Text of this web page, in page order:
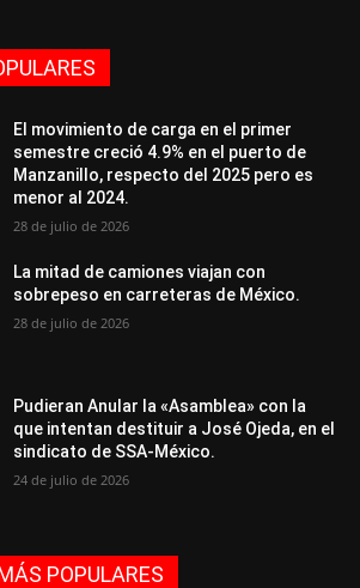
El movimiento de carga en el primer
semestre creció 4.9% en el puerto de
Manzanillo, respecto del 2025 pero es
menor al 2024.
28 de julio de 2026
La mitad de camiones viajan con
sobrepeso en carreteras de México.
28 de julio de 2026
Pudieran Anular la «Asamblea» con la
que intentan destituir a José Ojeda, en el
sindicato de SSA-México.
24 de julio de 2026
POPULARES